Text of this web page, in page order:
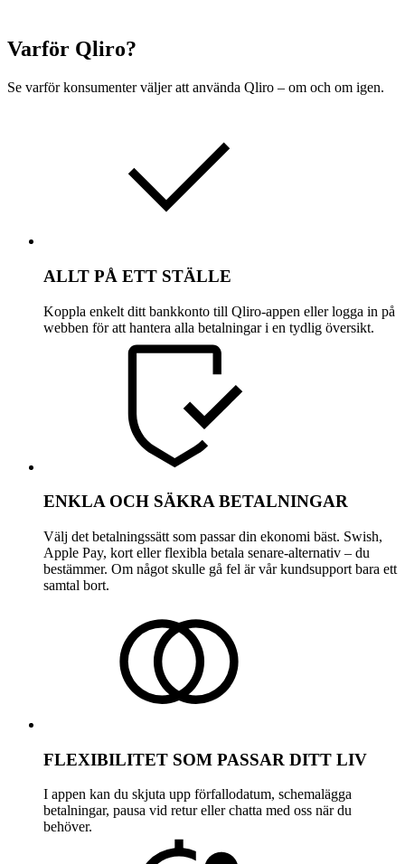
Varför Qliro?
Se varför konsumenter väljer att använda Qliro – om och om igen.
ALLT PÅ ETT STÄLLE
Koppla enkelt ditt bankkonto till Qliro-appen ellerlogga in på
webben för att hantera alla betalningar i en tydlig översikt.
ENKLA OCH SÄKRA BETALNINGAR
Välj det betalningssätt som passar din ekonomi bäst. Swish,
Apple Pay, kort eller flexibla betala senare-alternativ – du
bestämmer. Om något skulle gå fel är vår kundsupport bara ett
samtal bort.
FLEXIBILITET SOM PASSAR DITT LIV
I appen kan du skjuta upp förfallodatum, schemalägga
betalningar, pausa vid retur eller chatta med oss när du
behöver.